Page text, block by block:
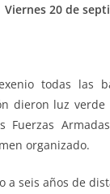
Viernes 20 de
todas las
dieron luz
organizado.
a seis años de